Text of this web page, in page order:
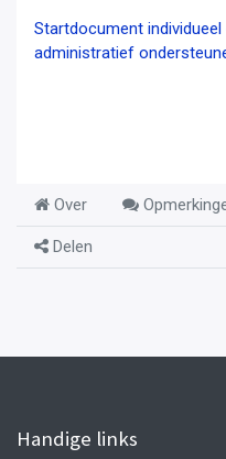
Startdocument
administratief
Over
Delen
Handige links